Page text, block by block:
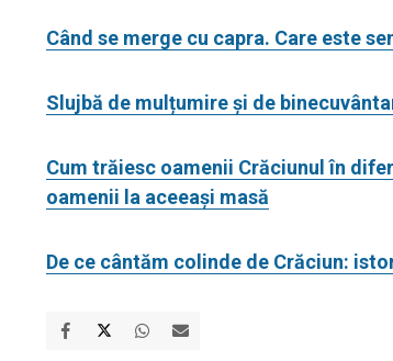
Când se merge cu capra. Care este
Slujbă de mulțumire și de
Cum trăiesc oamenii Crăciunul în
oamenii la aceeași masă
De ce cântăm colinde de Crăciun: